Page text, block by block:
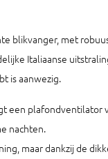
blikvanger, met
Italiaanse
is aanwezig.
een plafondventilator
nachten.
maar dankzij de